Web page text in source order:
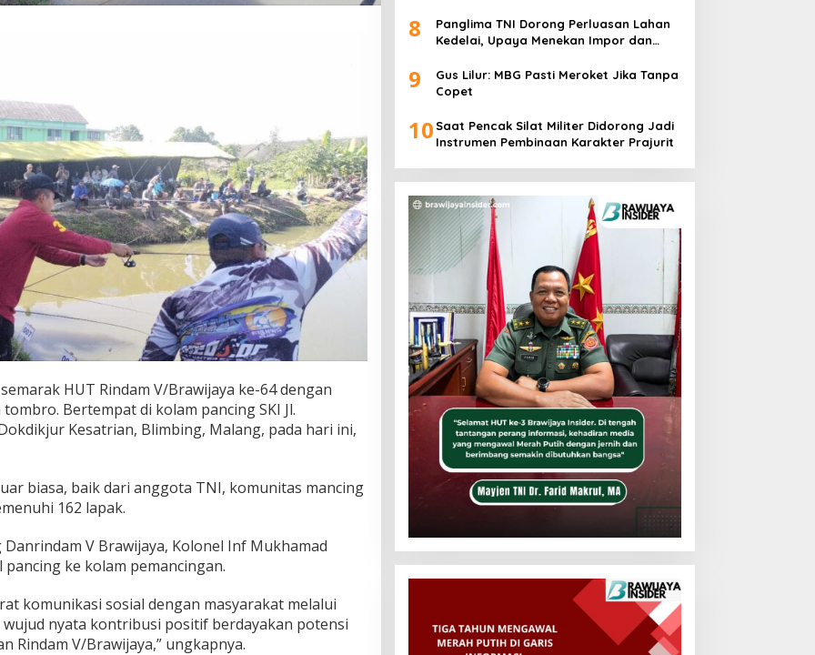
HUT Rindam V/Brawijaya ke-64 dengan
Bertempat di kolam pancing SKI Jl.
Kesatrian, Blimbing, Malang, pada hari ini,
biasa, baik dari anggota TNI, komunitas mancing
162 lapak.
V Brawijaya, Kolonel Inf Mukhamad
ke kolam pemancingan.
komunikasi sosial dengan masyarakat melalui
wujud nyata kontribusi positif berdayakan potensi
Rindam V/Brawijaya,” ungkapnya.
8
Panglima TNI Dorong Perluasan Lahan
Kedelai, Upaya Menekan Impor dan
9
Gus Lilur: MBG Pasti Meroket Jika Tanpa
Copet
10 Saat Pencak Silat Militer Didorong Jadi
Instrumen Pembinaan Karakter Prajurit